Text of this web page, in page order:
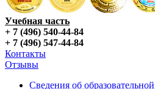
Учебная часть
+ 7 (496) 540-44-84
+ 7 (496) 547-44-84
Контакты
Отзывы
Сведения об